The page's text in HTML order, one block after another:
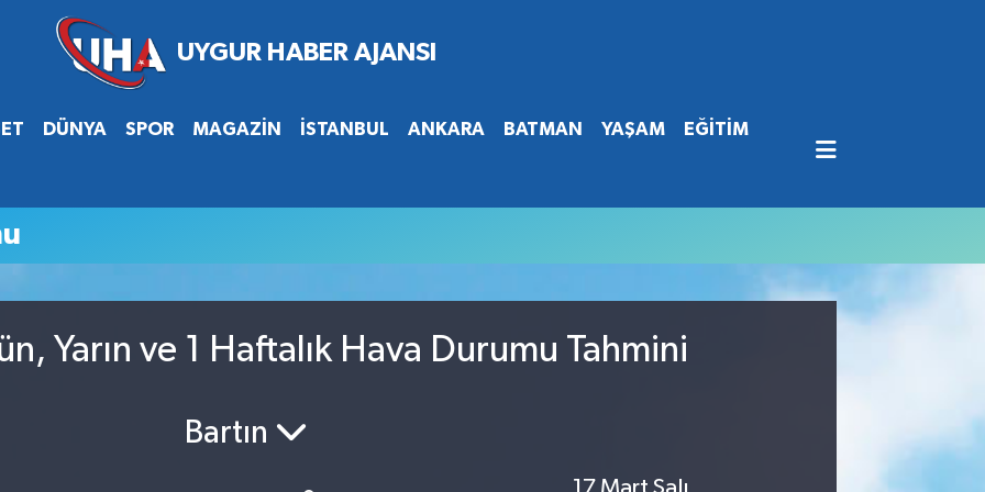
DÜNYA SPOR MAGAZİN İSTANBUL ANKARA BATMAN YAŞAM EĞİTİM
Yarın ve 1 Haftalık Hava Durumu Tahmini
Bartın